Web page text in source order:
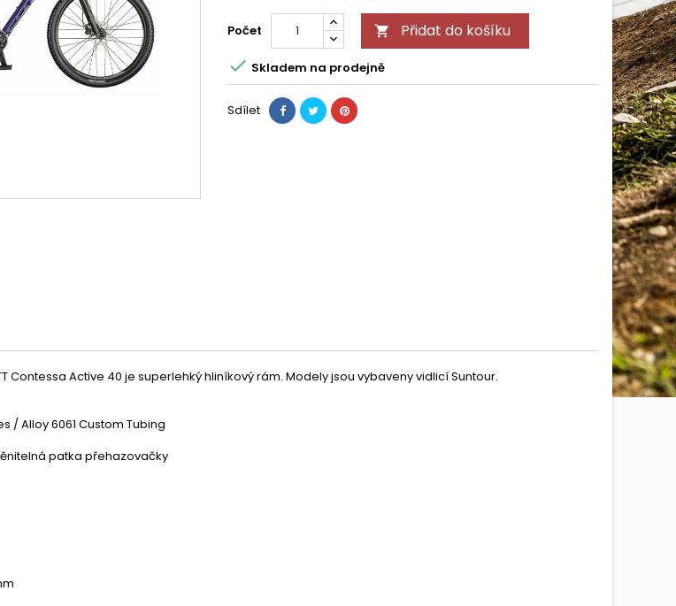
Počet  Přidat do košíku
 Skladem na prodejně
Sdílet
Contessa Active 40 je superlehký hliníkový rám. Modely jsou vybaveny vidlicí Suntour.
/ Alloy 6061 Custom Tubing
patka přehazovačky